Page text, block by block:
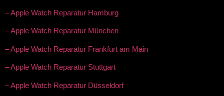
– Apple Watch Reparatur Hamburg
– Apple Watch Reparatur München
– Apple Watch Reparatur Frankfurt am Main
– Apple Watch Reparatur Stuttgart
– Apple Watch Reparatur Düsseldorf